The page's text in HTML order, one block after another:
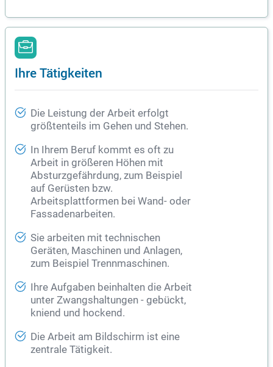
Ihre Tätigkeiten
Die Leistung der Arbeit erfolgt
größtenteils im Gehen und Stehen.
In Ihrem Beruf kommt es oft zu
Arbeit in größeren Höhen mit
Absturzgefährdung, zum Beispiel
auf Gerüsten bzw.
Arbeitsplattformen bei Wand- oder
Fassadenarbeiten.
Sie arbeiten mit technischen
Geräten, Maschinen und Anlagen,
zum Beispiel Trennmaschinen.
Ihre Aufgaben beinhalten die Arbeit
unter Zwangshaltungen - gebückt,
kniend und hockend.
Die Arbeit am Bildschirm ist eine
zentrale Tätigkeit.